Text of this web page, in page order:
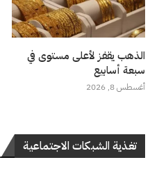
الذهب يقفز لأعلى مستوى في
سبعة أسابيع
أغسطس 8, 2026
تغذية الشبكات الاجتماعية